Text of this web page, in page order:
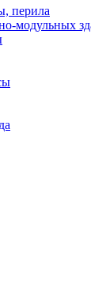
перила
модульных